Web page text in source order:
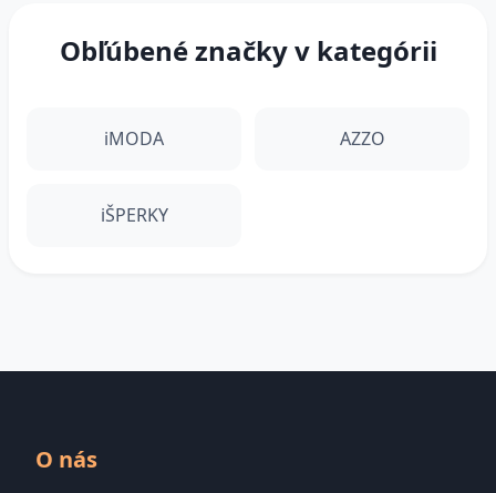
Obľúbené značky v kategórii
iMODA AZZO
iŠPERKY
O nás